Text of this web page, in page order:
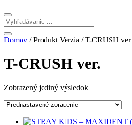
Domov / Produkt Verzia / T-CRUSH ver.
T-CRUSH ver.
Zobrazený jediný výsledok